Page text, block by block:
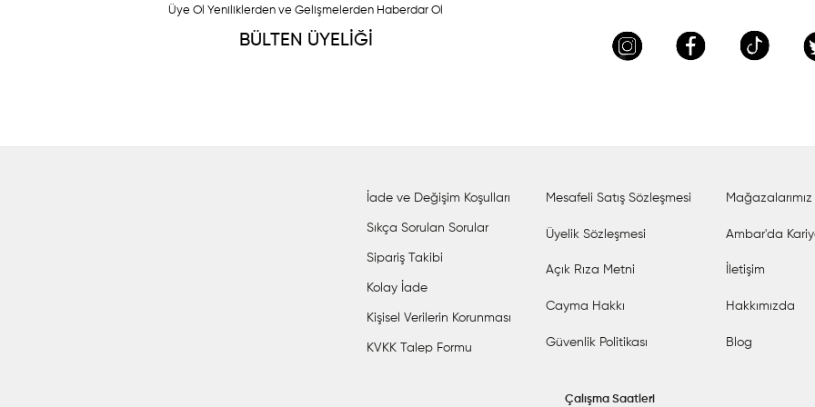
Üye Ol Yeniliklerden ve Gelişmelerden Haberdar Ol
BÜLTEN ÜYELİĞİ
İade ve Değişim Koşulları
Sıkça Sorulan Sorular
Sipariş Takibi
Kolay İade
Kişisel Verilerin Korunması
KVKK Talep Formu
Mesafeli Satış Sözleşmesi
Üyelik Sözleşmesi
Açık Rıza Metni
Cayma Hakkı
Güvenlik Politikası
Mağazalarımız
Ambar'da
İletişim
Hakkımızda
Blog
Çalışma Saatleri